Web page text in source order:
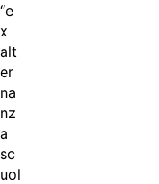
“e
x
alt
er
na
nz
a
sc
uol